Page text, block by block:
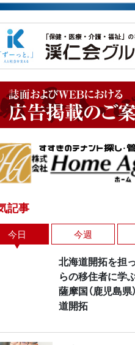
記事
今日 今週
北海道開拓を担
らの移住者に学
薩摩国（鹿児島県
道開拓